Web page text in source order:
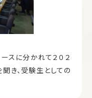
スに分かれて２０２
き、受験生としての